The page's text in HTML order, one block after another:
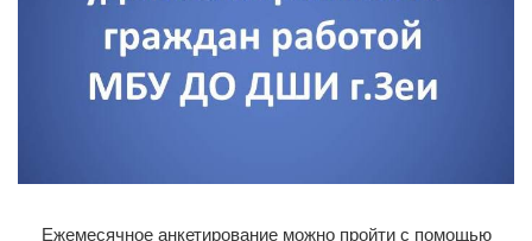
Ежемесячное анкетирование можно пройти с помощью